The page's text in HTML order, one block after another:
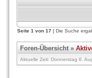
Seite 1 von 17 [ Die Suche
Foren-Übersicht»
Aktuelle Zeit: Donnerstag 6.